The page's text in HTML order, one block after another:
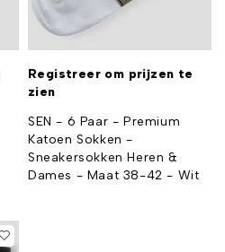
Registreer om prijzen te
zien
SEN - 6 Paar - Premium
Katoen Sokken -
Sneakersokken Heren &
Dames - Maat 38-42 - Wit